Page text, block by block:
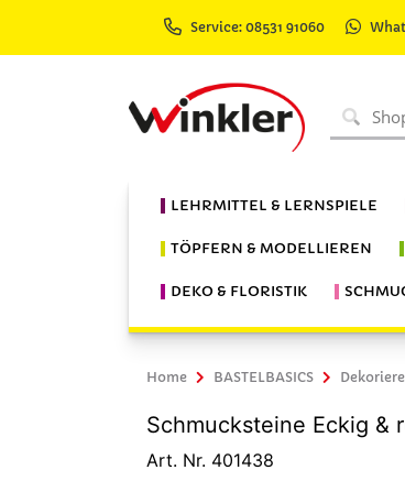
Service: 08531 91060
LEHRMITTEL & LERNSPIELE
TÖPFERN & MODELLIEREN
DEKO & FLORISTIK
Home BASTELBASICS
Schmucksteine Eckig &
Art. Nr. 401438